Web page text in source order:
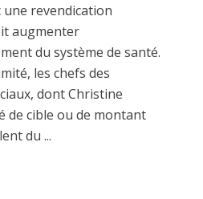
une revendication
augmenter
du système de santé.
les chefs des
dont Christine
de cible ou de montant
du ...